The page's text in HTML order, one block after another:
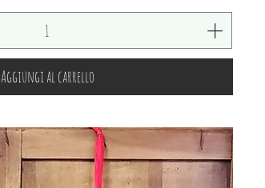
Aggiungi al carrello